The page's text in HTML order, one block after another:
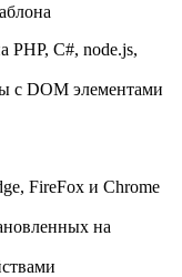
PHP, C#, node.js,
с DOM элементами
FireFox и Chrome
на